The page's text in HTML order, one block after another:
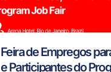
Feira de Empregos
e Participantes do